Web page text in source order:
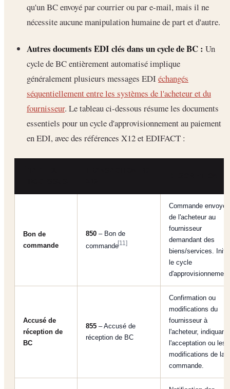
qu'un BC envoyé par courrier ou par e-mail, mais il ne
nécessite aucune manipulation humaine de part et d'autre.
Autres documents EDI clés dans un cycle de BC : Un
cycle de BC entièrement automatisé implique
généralement plusieurs messages EDI échangés
séquentiellement entre les systèmes de l'acheteur et du
fournisseur. Le tableau ci-dessous résume les documents
essentiels pour un cycle d'approvisionnement au paiement
en EDI, avec des références X12 et EDIFACT :
Bon de
commande
850 – Bon de
commande[11]
Commande envoyée
de l'acheteur au
fournisseur
demandant des
biens/services. Initie
le cycle
Accusé de
réception de
BC
855 – Accusé de
réception de BC
Confirmation ou
modifications du
fournisseur à
l'acheteur, indiquant
l'acceptation ou les
modifications de la
commande.